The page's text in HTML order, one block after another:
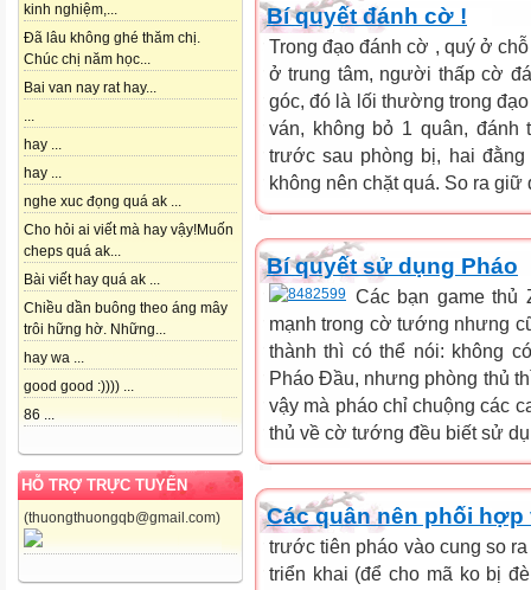
kinh nghiệm,...
Đã lâu không ghé thăm chị.
Chúc chị năm học...
Bai van nay rat hay...
...
hay ...
hay ...
nghe xuc đọng quá ak ...
Cho hỏi ai viết mà hay vậy!Muốn
cheps quá ak...
Bài viết hay quá ak ...
Chiều dần buông theo áng mây
trôi hững hờ. Những...
hay wa ...
good good :)))) ...
86 ...
HỖ TRỢ TRỰC TUYẾN
(thuongthuongqb@gmail.com)
Bí quyết đánh cờ !
Trong đạo đánh cờ , quý ở
ở trung tâm, người thấp cờ
góc, đó là lối thường trong
ván, không bỏ 1 quân, đánh
trước sau phòng bị, hai
không nên chặt quá. So ra
Bí quyết sử dụng Pháo
Các bạn game thủ
mạnh trong cờ tướng nhưng
thành thì có thể nói: không
Pháo Đầu, nhưng phòng thủ
vậy mà pháo chỉ chuộng các
thủ về cờ tướng đều biết sử
Các quân nên phối
trước tiên pháo vào cung so
triển khai (để cho mã ko bị